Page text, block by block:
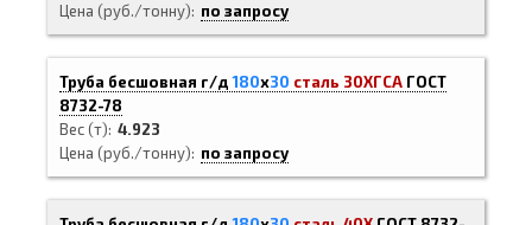
Цена (руб./тонну)
по запросу
Труба бесшовная г/д180х30 сталь 30ХГСА ГОСТ
8732-78
Вес (т) 4.923
Цена (руб./тонну)
по запросу